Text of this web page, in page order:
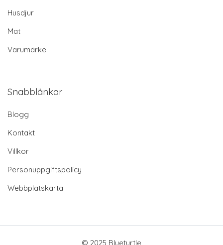
Husdjur
Mat
Varumärke
Snabblänkar
Blogg
Kontakt
Villkor
Personuppgiftspolicy
Webbplatskarta
© 2025 Blueturtle